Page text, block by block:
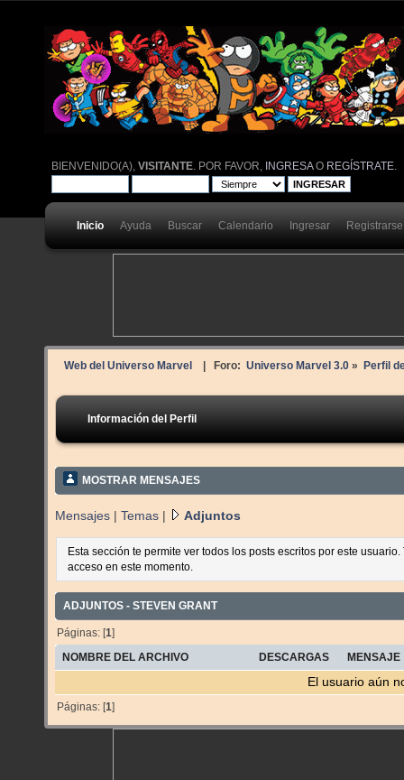
BIENVENIDO(A),VISITANTE . POR FAVOR, INGRESAO REGÍSTRATE
Inicio Ayuda Buscar Calendario Ingresar Registrarse
Web del Universo Marvel | Foro: Universo Marvel 3.0» Perfil
Información del Perfil
MOSTRAR MENSAJES
Mensajes | Temas | Adjuntos
Esta sección te permite ver todos los posts escritos por este
acceso en este momento.
ADJUNTOS - STEVEN GRANT
Páginas: [1]
NOMBRE DEL ARCHIVO DESCARGAS MENSAJE
El usuario aún
Páginas: [1]